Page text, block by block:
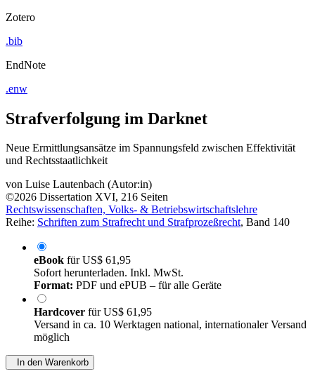
Zotero
.bib
EndNote
.enw
Strafverfolgung im Darknet
Neue Ermittlungsansätze im Spannungsfeld zwischen Effektivität
und Rechtsstaatlichkeit
von Luise Lautenbach (Autor:in)
©2026 Dissertation XVI, 216 Seiten
Rechtswissenschaften, Volks- & Betriebswirtschaftslehre
Reihe: Schriften zum Strafrecht und Strafprozeßrecht, Band 140
eBook fürUS$ 61,95
Sofort herunterladen. Inkl. MwSt.
Format: PDF und ePUB – für alle Geräte
Hardcover fürUS$ 61,95
Versand in ca. 10 Werktagen national, internationaler Versand
möglich
In den Warenkorb